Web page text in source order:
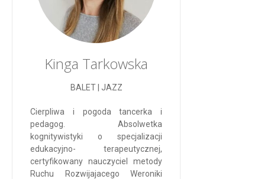
Kinga Tarkowska
BALET | JAZZ
Cierpliwa i pogoda tancerka i
pedagog. Absolwetka
kognitywistyki o specjalizacji
edukacyjno- terapeutycznej,
certyfikowany nauczyciel metody
Ruchu Rozwijajacego Weroniki